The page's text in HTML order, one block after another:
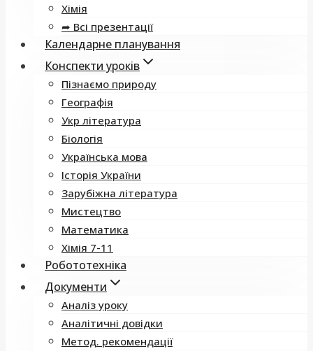
Хімія
➦ Всі презентації
Календарне планування
Конспекти уроків
Пізнаємо природу
Географія
Укр література
Біологія
Українська мова
Історія України
Зарубіжна література
Мистецтво
Математика
Хімія 7-11
Робототехніка
Документи
Аналіз уроку
Аналітичні довідки
Метод. рекомендації